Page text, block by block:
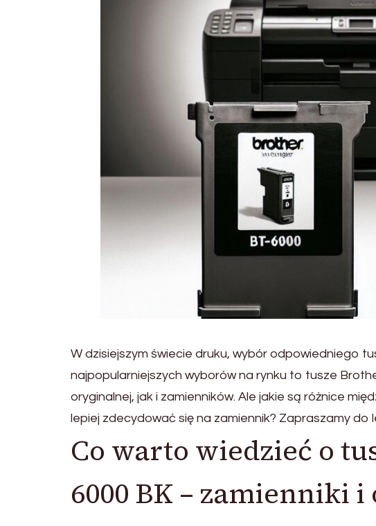
W dzisiejszym świecie druku, wybór odpowiedniego
najpopularniejszych wyborów na rynku to tusze
oryginalnej, jak i zamienników. Ale jakie są różnice
lepiej zdecydować się na zamiennik? Zapraszamy do
Co warto wiedzieć o
6000 BK – zamienniki